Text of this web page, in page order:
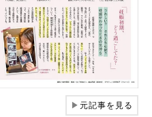
▶元記事を見る